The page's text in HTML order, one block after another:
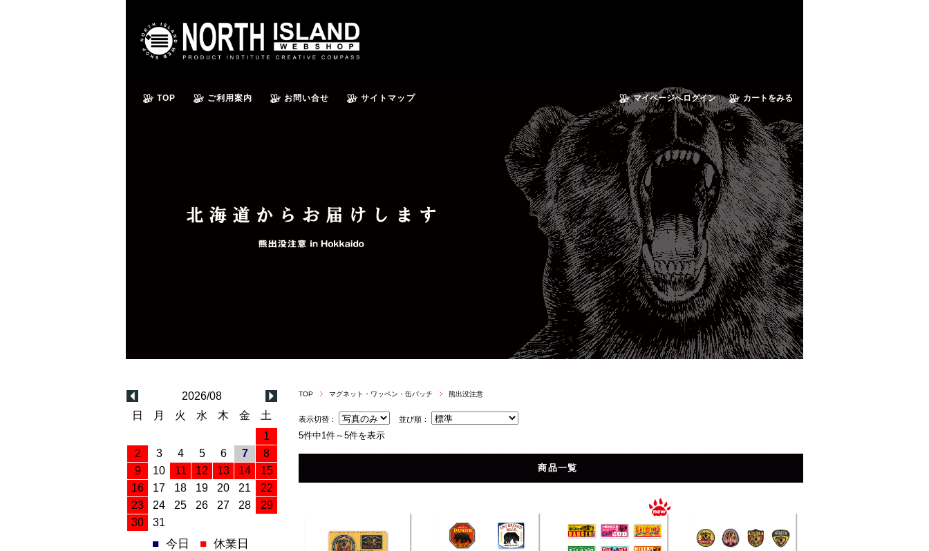
マイページへログイン カートをみる
TOP ご利用案内 お問い合せ サイトマップ
TOP マグネット・ワッペン・缶バッチ 熊出没注意
表示切替： 並び順：
5件中1件～5件を表示
商品一覧
2026/08
日
月 火 水 木 金
土
1
2
3 4 5 6 7
8
9
10 11 12 13 14
15
16
17 18 19 20 21
22
23
24 25 26 27 28
29
30
31
■ 今日 ■ 休業日